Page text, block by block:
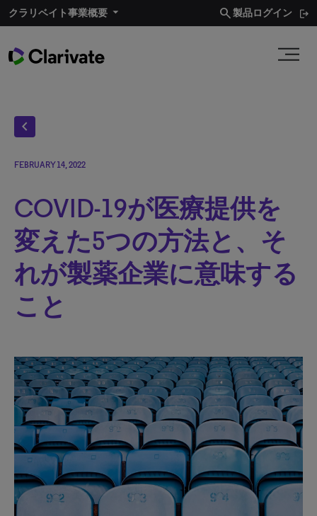
クラリベイト事業概要​ search製品ログイン
chevron_left
FEBRUARY 14, 2022
COVID-19が医療提供を
変えた5つの方法と、そ
れが製薬企業に意味する
こと